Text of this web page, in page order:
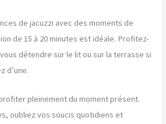
de jacuzzi avec des moments de
de 15 à 20 minutes est idéale. Profitez-
détendre sur le lit ou sur la terrasse si
d’une.
pleinement du moment présent.
oubliez vos soucis quotidiens et